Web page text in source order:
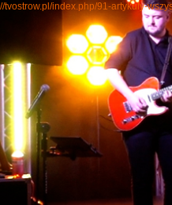
tvostrow.pl/index.php/91-artykuly-